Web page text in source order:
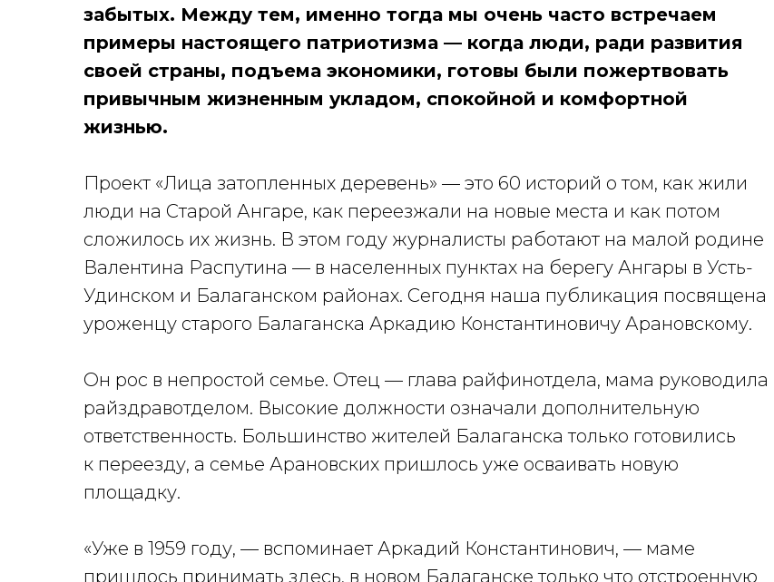
забытых. Между тем, именно тогда мы очень часто встречаем
примеры настоящего патриотизма — когда люди, ради развития
своей страны, подъема экономики, готовы были пожертвовать
привычным жизненным укладом, спокойной и комфортной
жизнью.
Проект «Лица затопленных деревень» — это 60 историй о том, как жили
люди на Старой Ангаре, как переезжали на новые места и как потом
сложилось их жизнь. В этом году журналисты работают на малой родине
Валентина Распутина — в населенных пунктах на берегу Ангары в Усть-
Удинском и Балаганском районах. Сегодня наша публикация посвящена
уроженцу старого Балаганска Аркадию Константиновичу Арановскому.
Он рос в непростой семье. Отец — глава райфинотдела, мама руководила
райздравотделом. Высокие должности означали дополнительную
ответственность. Большинство жителей Балаганска только готовились
к переезду, а семье Арановских пришлось уже осваивать новую
площадку.
«Уже в 1959 году, — вспоминает Аркадий Константинович, — маме
пришлось принимать здесь, в новом Балаганске только что отстроенную